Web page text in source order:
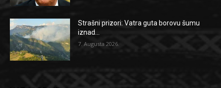
Strašni prizori: Vatra guta borovu šumu
iznad...
7. Augusta 2026.